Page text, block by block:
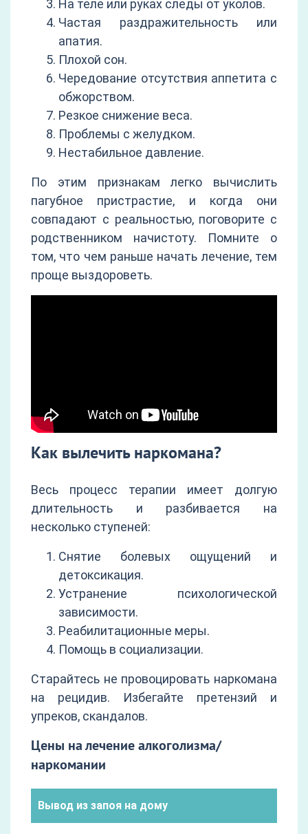
На теле или руках следы от уколов.
Частая раздражительность или
апатия.
Плохой сон.
Чередование отсутствия аппетита с
обжорством.
Резкое снижение веса.
Проблемы с желудком.
Нестабильное давление.
По этим признакам легко вычислить
пагубное пристрастие, и когда они
совпадают с реальностью, поговорите с
родственником начистоту. Помните о
том, что чем раньше начать лечение, тем
проще выздороветь.
Как вылечить наркомана?
Весь процесс терапии имеет долгую
длительность и разбивается на
несколько ступеней:
Снятие болевых ощущений и
детоксикация.
Устранение психологической
зависимости.
Реабилитационные меры.
Помощь в социализации.
Старайтесь не провоцировать наркомана
на рецидив. Избегайте претензий и
упреков, скандалов.
Цены на лечение алкоголизма/
наркомании
Вывод из запоя на дому